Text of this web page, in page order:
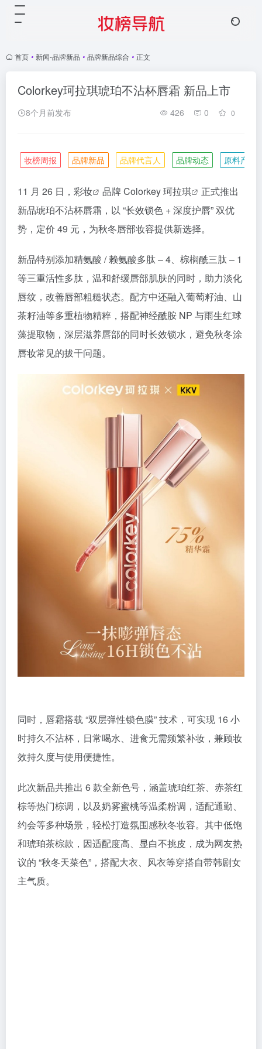
首页 • 新闻-品牌新品 • 品牌新品综合 • 正文
Colorkey珂拉琪琥珀不沾杯唇霜 新品上市
8个月前发布 426 0 0
妆榜周报 品牌新品 品牌代言人 品牌动态 原料产业
11 月 26 日， 彩妆 品牌 Colorkey珂拉琪
正式推出
新品琥珀不沾杯唇霜，以 “长效锁色 + 深度护唇” 双优
势，定价 49 元，为秋冬唇部妆容提供新选择。
新品特别添加精氨酸 / 赖氨酸多肽 – 4、棕榈酰三肽 – 1
等三重活性多肽，温和舒缓唇部肌肤的同时，助力淡化
唇纹，改善唇部粗糙状态。配方中还融入葡萄籽油、山
茶籽油等多重植物精粹，搭配神经酰胺 NP 与雨生红球
藻提取物，深层滋养唇部的同时长效锁水，避免秋冬涂
唇妆常见的拔干问题。
同时，唇霜搭载 “双层弹性锁色膜” 技术，可实现 16 小
时持久不沾杯，日常喝水、进食无需频繁补妆，兼顾妆
效持久度与使用便捷性。
此次新品共推出 6 款全新色号，涵盖琥珀红茶、赤茶红
棕等热门棕调，以及奶雾蜜桃等温柔粉调，适配通勤、
约会等多种场景，轻松打造氛围感秋冬妆容。其中低饱
和琥珀茶棕款，因适配度高、显白不挑皮，成为网友热
议的 “秋冬天菜色”，搭配大衣、风衣等穿搭自带韩剧女
主气质。